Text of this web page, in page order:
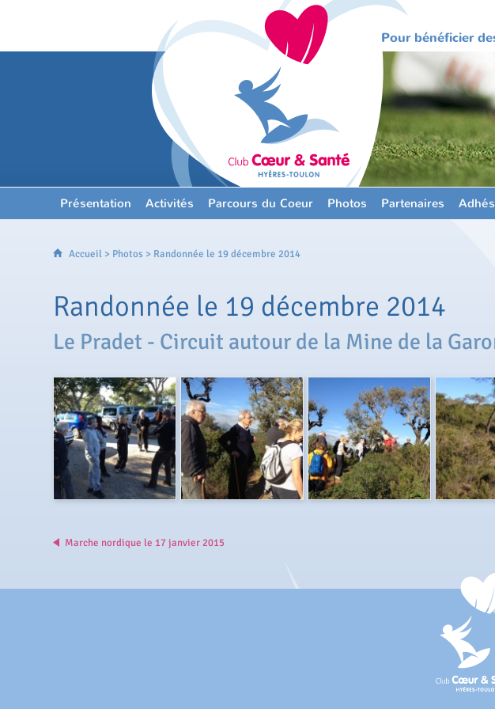
Pour bénéficier
Présentation Activités Parcours du Coeur Photos Partenaires
Accueil > Photos > Randonnée le 19 décembre 2014
Randonnée le 19 décembre 2014
Le Pradet - Circuit autour de la Mine de la
Marche nordique le 17 janvier 2015